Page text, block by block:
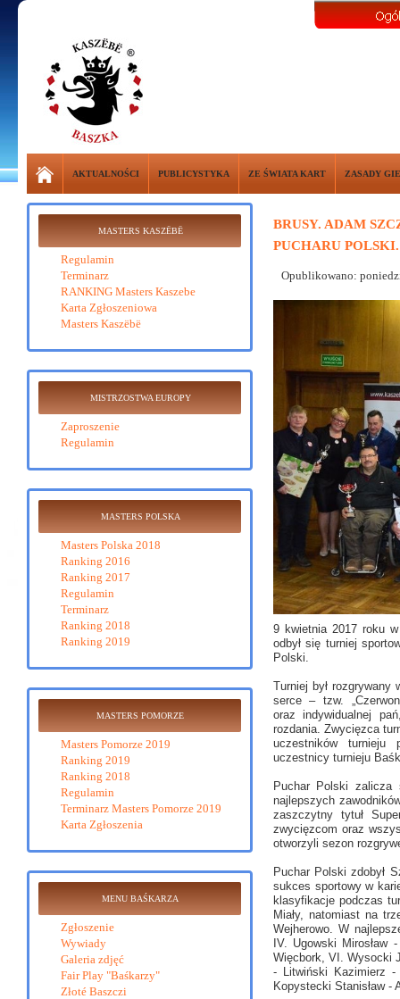
AKTUALNOŚCI PUBLICYSTYKA ZE ŚWIATA KART ZASADY
MASTERS KASZËBË
Regulamin
Terminarz
RANKING Masters Kaszebe
Karta Zgłoszeniowa
Masters Kaszëbë
MISTRZOSTWA EUROPY
Zaproszenie
Regulamin
MASTERS POLSKA
Masters Polska 2018
Ranking 2016
Ranking 2017
Regulamin
Terminarz
Ranking 2018
Ranking 2019
MASTERS POMORZE
Masters Pomorze 2019
Ranking 2019
Ranking 2018
Regulamin
Terminarz Masters Pomorze 2019
Karta Zgłoszenia
MENU BAŚKARZA
Zgłoszenie
Wywiady
Galeria zdjęć
Fair Play "Baśkarzy"
Złoté Baszczi
BRUSY. ADAM
PUCHARU POLSKI.
Opublikowano:
9 kwietnia 2017 roku
odbył się turniej
Polski.
Turniej był
serce – tzw.
oraz indywidualnej
rozdania. Zwycięzca
uczestników turnieju
uczestnicy turnieju
Puchar Polski zalicza
najlepszych
zaszczytny tytuł
zwycięzcom oraz
otworzyli sezon
Puchar Polski zdobył
sukces sportowy w
klasyfikacje podczas
Miały, natomiast na
Wejherowo. W
IV. Ugowski
Więcbork, VI. Wysocki
- Litwiński Kazimierz
Kopystecki Stanisław -